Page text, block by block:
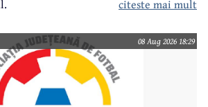
citeste mai mult
08 Aug 2026 18:29